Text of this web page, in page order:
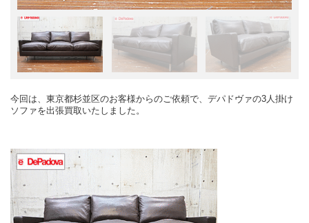
今回は、東京都杉並区のお客様からのご依頼で、デパドヴァの3人掛け
ソファを出張買取いたしました。